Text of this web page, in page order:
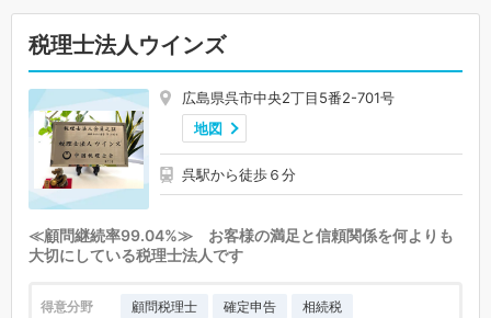
税理士法人ウインズ
広島県呉市中央2丁目5番2-701号
地図
呉駅から徒歩６分
≪顧問継続率99.04%≫ お客様の満足と信頼関係を何よりも
大切にしている税理士法人です
得意分野 顧問税理士 確定申告 相続税